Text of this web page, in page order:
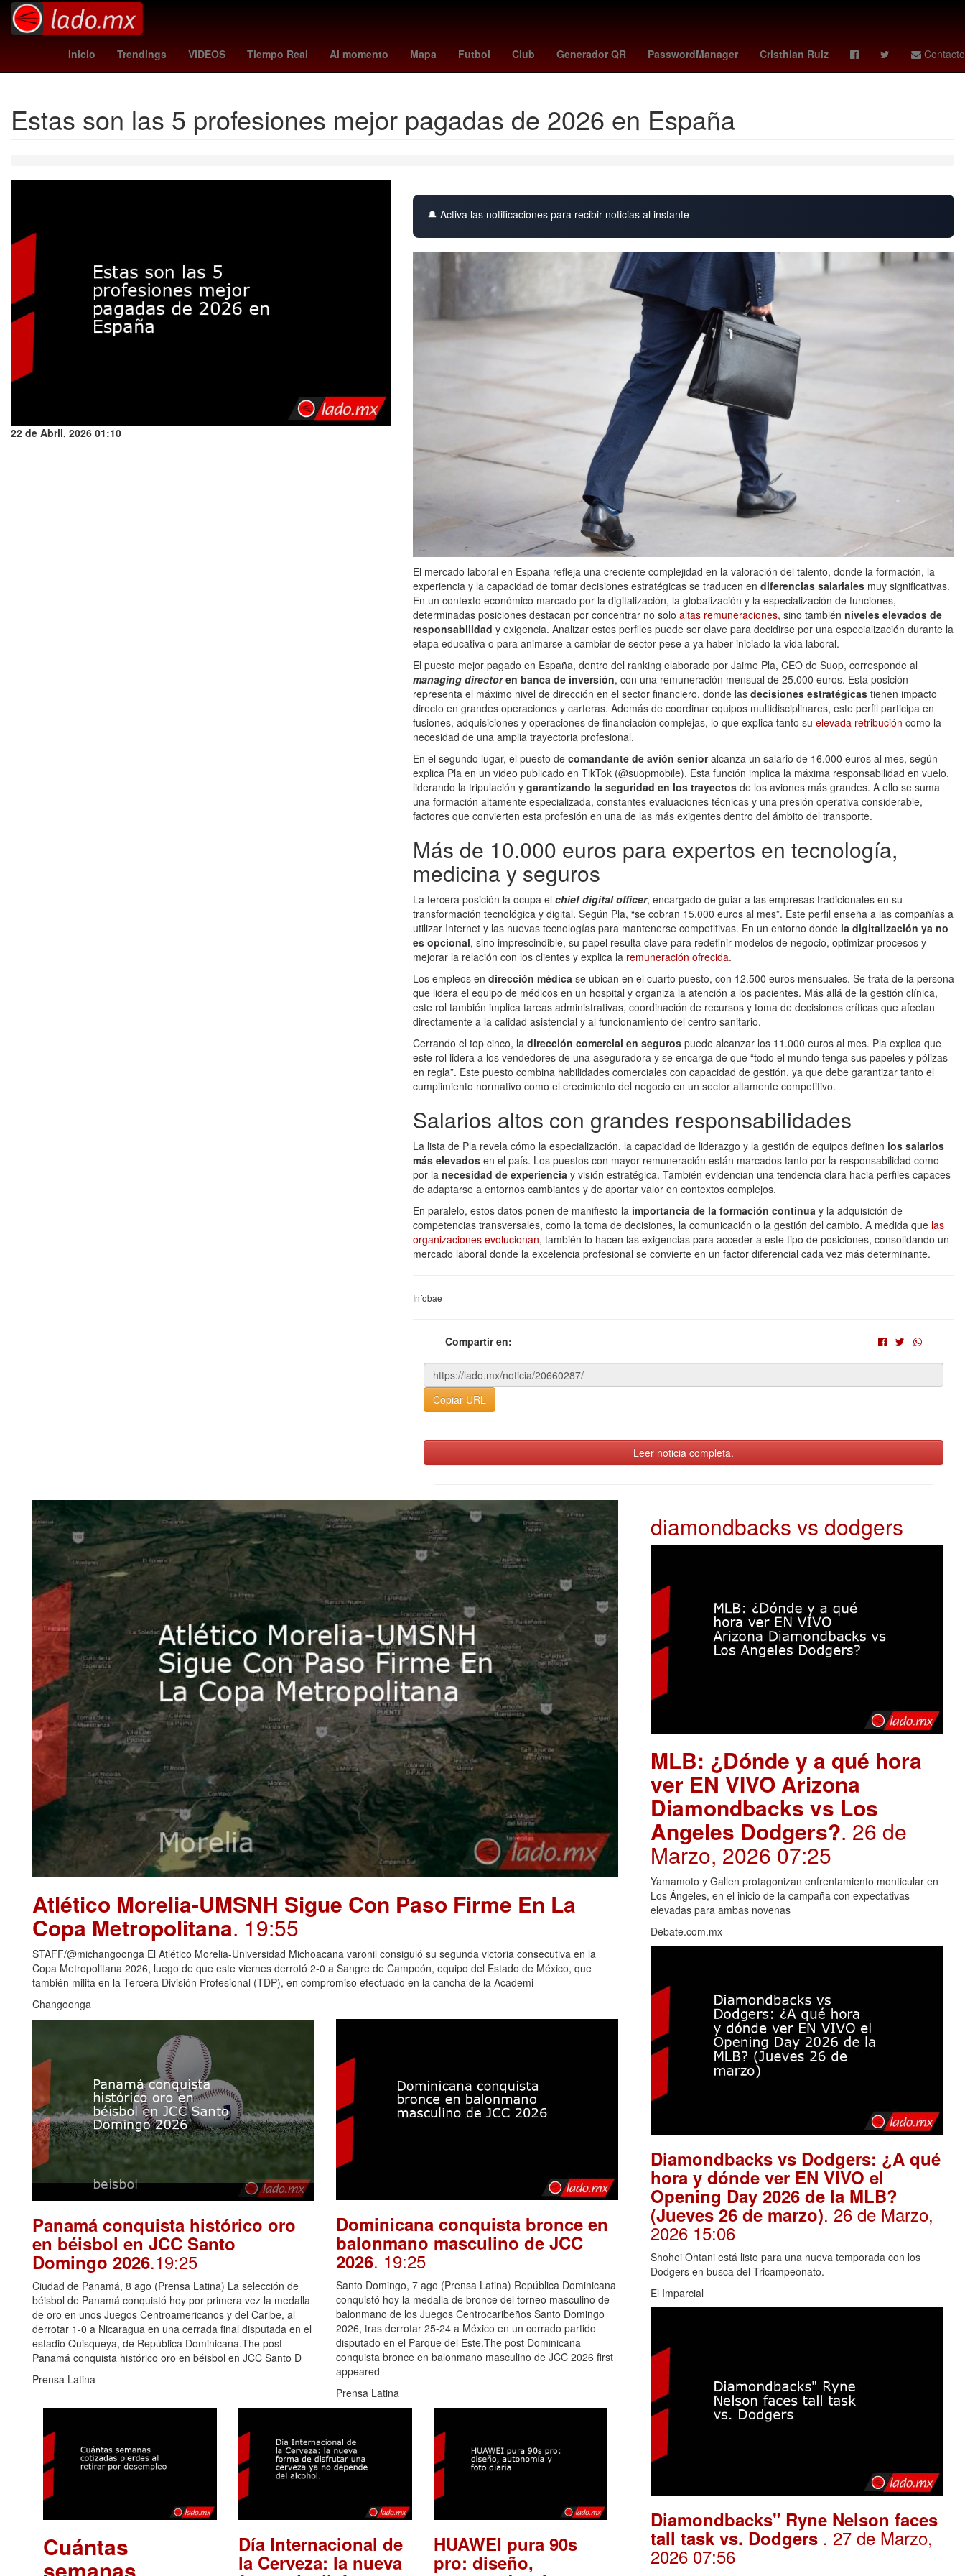
Inicio Trendings VIDEOS Tiempo Real Al momento Mapa Futbol Club Generador QR PasswordManager Cristhian Ruiz Contacto
Henipavirus Estética peppa pig rockets swag 2 Pago HBO Empresa florian monzon cavaliers - rockets
Estas son las 5 profesiones mejor pagadas de 2026 en España
22 de Abril, 2026 01:10
🔔 Activa las notificaciones para recibir noticias al instante
El mercado laboral en España refleja una creciente complejidad en la valoración del talento, donde la formación, la
experiencia y la capacidad de tomar decisiones estratégicas se traducen en diferencias salariales muy significativas.
En un contexto económico marcado por la digitalización, la globalización y la especialización de funciones,
determinadas posiciones destacan por concentrar no solo altas remuneraciones, sino también niveles elevados de
responsabilidad y exigencia. Analizar estos perfiles puede ser clave para decidirse por una especialización durante la
etapa educativa o para animarse a cambiar de sector pese a ya haber iniciado la vida laboral.
El puesto mejor pagado en España, dentro del ranking elaborado por Jaime Pla, CEO de Suop, corresponde al
managing directoren banca de inversión, con una remuneración mensual de 25.000 euros. Esta posición
representa el máximo nivel de dirección en el sector financiero, donde las decisiones estratégicas tienen impacto
directo en grandes operaciones y carteras. Además de coordinar equipos multidisciplinares, este perfil participa en
fusiones, adquisiciones y operaciones de financiación complejas, lo que explica tanto su elevada retribución como la
necesidad de una amplia trayectoria profesional.
En el segundo lugar, el puesto de comandante de avión senioralcanza un salario de 16.000 euros al mes, según
explica Pla en un video publicado en TikTok (@suopmobile). Esta función implica la máxima responsabilidad en vuelo,
liderando la tripulación y garantizando la seguridad en los trayectos de los aviones más grandes. A ello se suma
una formación altamente especializada, constantes evaluaciones técnicas y una presión operativa considerable,
factores que convierten esta profesión en una de las más exigentes dentro del ámbito del transporte.
Más de 10.000 euros para expertos en tecnología,
medicina y seguros
La tercera posición la ocupa el chief digital officer, encargado de guiar a las empresas tradicionales en su
transformación tecnológica y digital. Según Pla, “se cobran 15.000 euros al mes”. Este perfil enseña a las compañías a
utilizar Internet y las nuevas tecnologías para mantenerse competitivas. En un entorno donde la digitalización ya no
es opcional, sino imprescindible, su papel resulta clave para redefinir modelos de negocio, optimizar procesos y
mejorar la relación con los clientes y explica la remuneración ofrecida.
Los empleos en dirección médica se ubican en el cuarto puesto, con 12.500 euros mensuales. Se trata de la persona
que lidera el equipo de médicos en un hospital y organiza la atención a los pacientes. Más allá de la gestión clínica,
este rol también implica tareas administrativas, coordinación de recursos y toma de decisiones críticas que afectan
directamente a la calidad asistencial y al funcionamiento del centro sanitario.
Cerrando el top cinco, la dirección comercial en seguros puede alcanzar los 11.000 euros al mes. Pla explica que
este rol lidera a los vendedores de una aseguradora y se encarga de que “todo el mundo tenga sus papeles y pólizas
en regla”. Este puesto combina habilidades comerciales con capacidad de gestión, ya que debe garantizar tanto el
cumplimiento normativo como el crecimiento del negocio en un sector altamente competitivo.
Salarios altos con grandes responsabilidades
La lista de Pla revela cómo la especialización, la capacidad de liderazgo y la gestión de equipos definen los salarios
más elevados en el país. Los puestos con mayor remuneración están marcados tanto por la responsabilidad como
por la necesidad de experiencia y visión estratégica. También evidencian una tendencia clara hacia perfiles capaces
de adaptarse a entornos cambiantes y de aportar valor en contextos complejos.
En paralelo, estos datos ponen de manifiesto la importancia de la formación continua y la adquisición de
competencias transversales, como la toma de decisiones, la comunicación o la gestión del cambio. A medida que las
organizaciones evolucionan, también lo hacen las exigencias para acceder a este tipo de posiciones, consolidando un
mercado laboral donde la excelencia profesional se convierte en un factor diferencial cada vez más determinante.
Infobae
Compartir en:
Copiar URL
Leer noticia completa.
Atlético Morelia-UMSNH Sigue Con Paso Firme En La
Copa Metropolitana. 19:55
STAFF/@michangoonga El Atlético Morelia-Universidad Michoacana varonil consiguió su segunda victoria consecutiva en la
Copa Metropolitana 2026, luego de que este viernes derrotó 2-0 a Sangre de Campeón, equipo del Estado de México, que
también milita en la Tercera División Profesional (TDP), en compromiso efectuado en la cancha de la Academi
Changoonga
Panamá conquista histórico oro
en béisbol en JCC Santo
Domingo 2026.19:25
Ciudad de Panamá, 8 ago (Prensa Latina) La selección de
béisbol de Panamá conquistó hoy por primera vez la medalla
de oro en unos Juegos Centroamericanos y del Caribe, al
derrotar 1-0 a Nicaragua en una cerrada final disputada en el
estadio Quisqueya, de República Dominicana.The post
Panamá conquista histórico oro en béisbol en JCC Santo D
Prensa Latina
Dominicana conquista bronce en
balonmano masculino de JCC
2026. 19:25
Santo Domingo, 7 ago (Prensa Latina) República Dominicana
conquistó hoy la medalla de bronce del torneo masculino de
balonmano de los Juegos Centrocaribeños Santo Domingo
2026, tras derrotar 25-24 a México en un cerrado partido
disputado en el Parque del Este.The post Dominicana
conquista bronce en balonmano masculino de JCC 2026 first
appeared
Prensa Latina
Cuántas
semanas
Día Internacional de
la Cerveza: la nueva
HUAWEI pura 90s
pro: diseño,
diamondbacks vs dodgers
MLB: ¿Dónde y a qué hora
ver EN VIVO Arizona
Diamondbacks vs Los
Angeles Dodgers?. 26 de
Marzo, 2026 07:25
Yamamoto y Gallen protagonizan enfrentamiento monticular en
Los Ángeles, en el inicio de la campaña con expectativas
elevadas para ambas novenas
Debate.com.mx
Diamondbacks vs Dodgers: ¿A qué
hora y dónde ver EN VIVO el
Opening Day 2026 de la MLB?
(Jueves 26 de marzo). 26 de Marzo,
2026 15:06
Shohei Ohtani está listo para una nueva temporada con los
Dodgers en busca del Tricampeonato.
El Imparcial
Diamondbacks" Ryne Nelson faces
tall task vs. Dodgers . 27 de Marzo,
2026 07:56